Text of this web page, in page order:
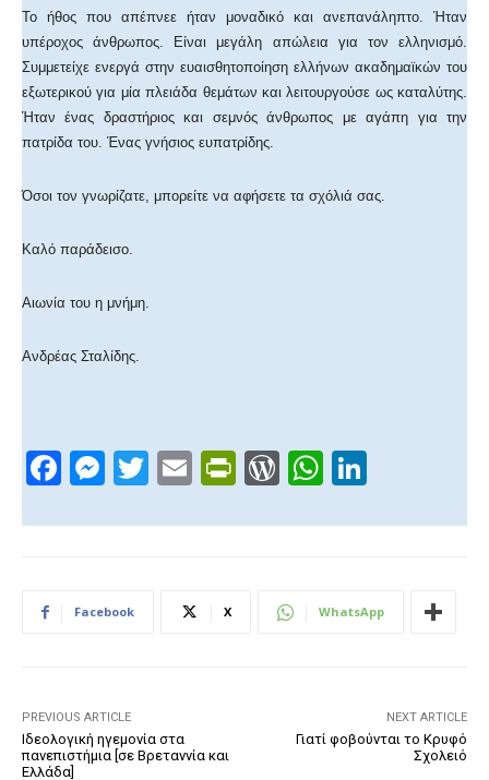
Το ήθος που απέπνεε ήταν μοναδικό και ανεπανάληπτο. Ήταν
υπέροχος άνθρωπος. Είναι μεγάλη απώλεια για τον ελληνισμό.
Συμμετείχε ενεργά στην ευαισθητοποίηση ελλήνων ακαδημαϊκών του
εξωτερικού για μία πλειάδα θεμάτων και λειτουργούσε ως καταλύτης.
Ήταν ένας δραστήριος και σεμνός άνθρωπος με αγάπη για την
πατρίδα του. Ένας γνήσιος ευπατρίδης.
Όσοι τον γνωρίζατε, μπορείτε να αφήσετε τα σχόλιά σας.
Καλό παράδεισο.
Αιωνία του η μνήμη.
Ανδρέας Σταλίδης.
F
c
b
k
M
ss
n
T
tt
E
ail
Pr
tF
W
d
e
W
at
A
k
dI
Facebook X WhatsApp
PREVIOUS ARTICLE
Ιδεολογική ηγεμονία στα
πανεπιστήμια [σε Βρεταννία και
Ελλάδα]
NEXT ARTICLE
Γιατί φοβούνται το Κρυφό
Σχολειό